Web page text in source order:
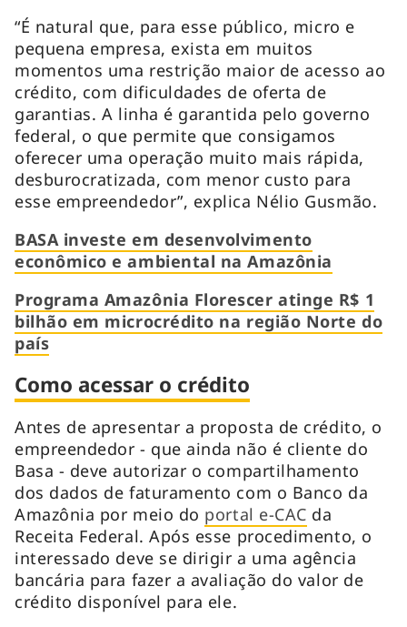
“É natural que, para esse público, micro e
pequena empresa, exista em muitos
momentos uma restrição maior de acesso ao
crédito, com dificuldades de oferta de
garantias. A linha é garantida pelo governo
federal, o que permite que consigamos
oferecer uma operação muito mais rápida,
desburocratizada, com menor custo para
esse empreendedor”, explica Nélio Gusmão.
BASA investe em desenvolvimento
econômico e ambiental na Amazônia
Programa Amazônia Florescer atinge R$ 1
bilhão em microcrédito na região Norte do
país
Como acessar o crédito
Antes de apresentar a proposta de crédito, o
empreendedor - que ainda não é cliente do
Basa - deve autorizar o compartilhamento
dos dados de faturamento com o Banco da
Amazônia por meio do portal e-CAC da
Receita Federal. Após esse procedimento, o
interessado deve se dirigir a uma agência
bancária para fazer a avaliação do valor de
crédito disponível para ele.